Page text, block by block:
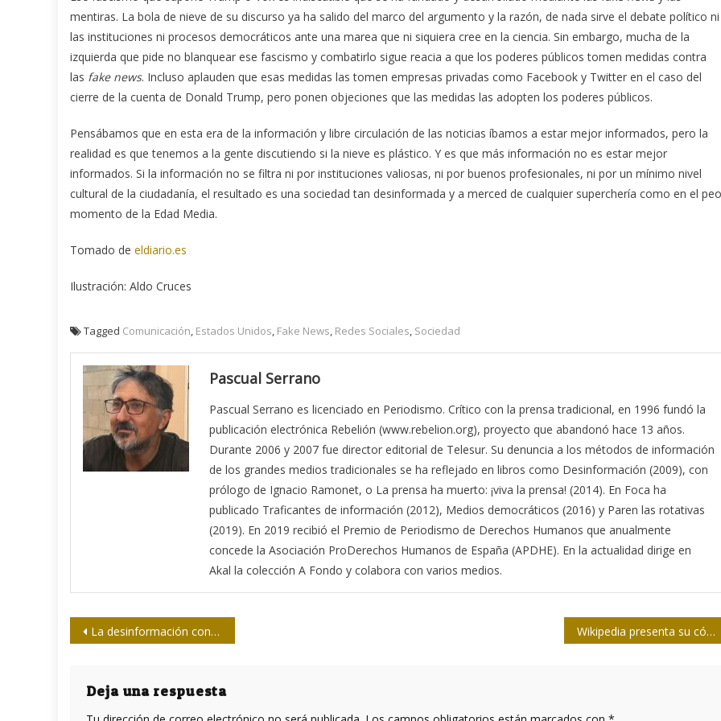
mentiras. La bola de nieve de su discurso ya ha salido del marco del argumento y la razón, de nada sirve el debate político ni
las instituciones ni procesos democráticos ante una marea que ni siquiera cree en la ciencia. Sin embargo, mucha de la
izquierda que pide no blanquear ese fascismo y combatirlo sigue reacia a que los poderes públicos tomen medidas contra
las fake news. Incluso aplauden que esas medidas las tomen empresas privadas como Facebook y Twitter en el caso del
cierre de la cuenta de Donald Trump, pero ponen objeciones que las medidas las adopten los poderes públicos.
Pensábamos que en esta era de la información y libre circulación de las noticias íbamos a estar mejor informados, pero la
realidad es que tenemos a la gente discutiendo si la nieve es plástico. Y es que más información no es estar mejor
informados. Si la información no se filtra ni por instituciones valiosas, ni por buenos profesionales, ni por un mínimo nivel
cultural de la ciudadanía, el resultado es una sociedad tan desinformada y a merced de cualquier superchería como en el
momento de la Edad Media.
Tomado de eldiario.es
Ilustración: Aldo Cruces
Tagged Comunicación Estados Unidos Fake News Redes Sociales Sociedad
Pascual Serrano
Pascual Serrano es licenciado en Periodismo. Crítico con la prensa tradicional, en 1996 fundó la
publicación electrónica Rebelión (www.rebelion.org), proyecto que abandonó hace 13 años.
Durante 2006 y 2007 fue director editorial de Telesur. Su denuncia a los métodos de información
de los grandes medios tradicionales se ha reflejado en libros como Desinformación (2009), con
prólogo de Ignacio Ramonet, o La prensa ha muerto: ¡viva la prensa! (2014). En Foca ha
publicado Traficantes de información (2012), Medios democráticos (2016) y Paren las rotativas
(2019). En 2019 recibió el Premio de Periodismo de Derechos Humanos que anualmente
concede la Asociación ProDerechos Humanos de España (APDHE). En la actualidad dirige en
Akal la colección A Fondo y colabora con varios medios.
Navegación
entradas
La desinformación conservadora en las redes sociales Wikipedia presenta su código de conducta global contra el acoso
Deja una respuesta